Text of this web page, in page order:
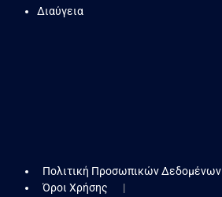
Διαύγεια
Πολιτική Προσωπικών Δεδομένων
Όροι Χρήσης